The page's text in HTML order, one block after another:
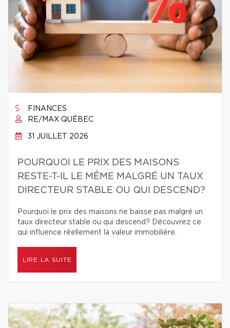
FINANCES
RE/MAX QUÉBEC
31 JUILLET 2026
POURQUOI LE PRIX DES MAISONS
RESTE-T-IL LE MÊME MALGRÉ UN TAUX
DIRECTEUR STABLE OU QUI DESCEND?
Pourquoi le prix des maisons ne baisse pas malgré un
taux directeur stable ou qui descend? Découvrez ce
qui influence réellement la valeur immobilière.
LIRE LA SUITE